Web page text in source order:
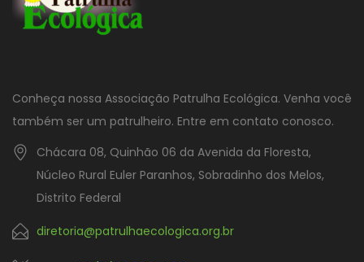
Conheça nossa Associação Patrulha Ecológica. Venha você
também ser um patrulheiro. Entre em contato conosco.
Chácara 08, Quinhão 06 da Avenida da Floresta,
Núcleo Rural Euler Paranhos, Sobradinho dos Melos,
Distrito Federal
diretoria@patrulhaecologica.org.br